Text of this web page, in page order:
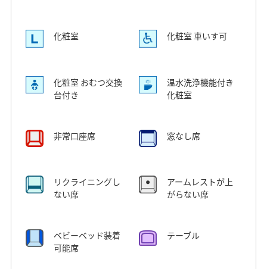
化粧室 化粧室 車いす可
化粧室 おむつ交換
台付き
温水洗浄機能付き
化粧室
非常口座席 窓なし席
リクライニングし
ない席
アームレストが上
がらない席
ベビーベッド装着
可能席
テーブル